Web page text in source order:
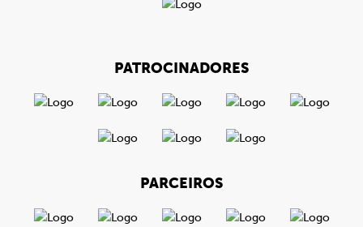
PATROCINADORES
PARCEIROS